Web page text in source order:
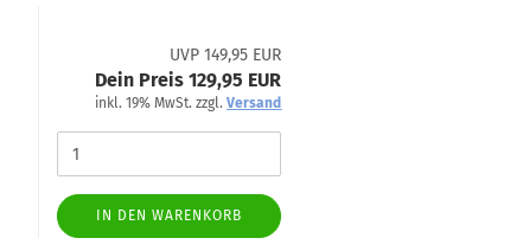
UVP 149,95 EUR
Dein Preis 129,95 EUR
inkl. 19% MwSt. zzgl.Versand
IN DEN WARENKORB